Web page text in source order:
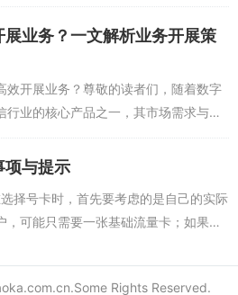
流量卡市场可能面临的风险，并提出相
业务？一文解析业务开展策
效开展业务？尊敬的读者们，随着数字
业的核心产品之一，其市场需求与日
在竞争激烈的市场环境中有效开展业
项与提示
择号卡时，首先要考虑的是自己的实际
可能只需要一张基础流量卡；如果是
Rights Reserved.